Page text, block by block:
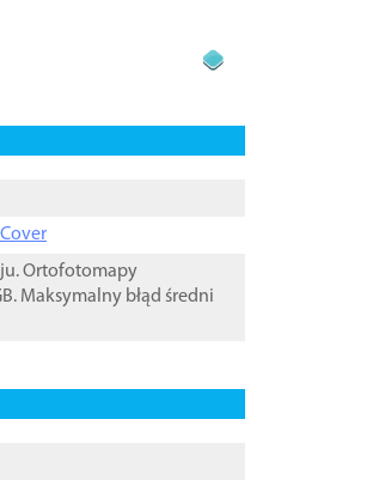
Ortofotomapy
Maksymalny błąd średni